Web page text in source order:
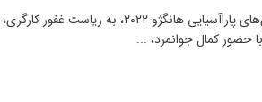
دوازدهمین نشست ستاد بازی‌های پاراآسیایی هانگژو ۲۰۲۲، به ریاست غفور کارگری،
حضور کمال جوانمرد، ...